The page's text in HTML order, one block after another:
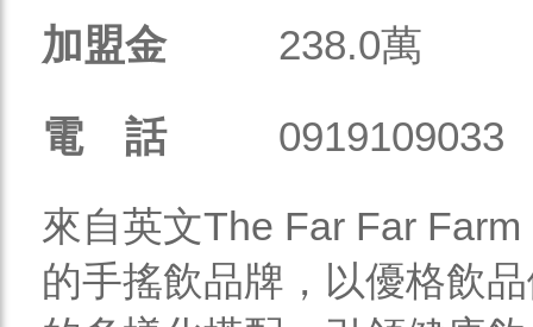
加盟金
238.0萬
電 話
0919109033
來自英文The Far Far
的手搖飲品牌，以優格飲